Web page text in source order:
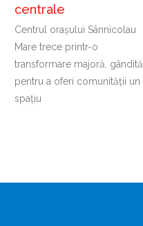
centrale
Centrul orașului Sânnicolau
Mare trece printr-o
transformare majoră, gândită
pentru a oferi comunității un
spațiu